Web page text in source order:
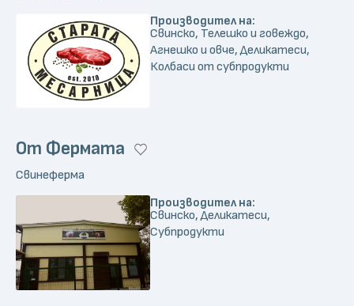
Производител на:
Свинско, Телешко и говеждо,
Агнешко и овче, Деликатеси,
Колбаси от субпродукти
От Фермата
Свинеферма
Производител на:
Свинско, Деликатеси,
Субпродукти